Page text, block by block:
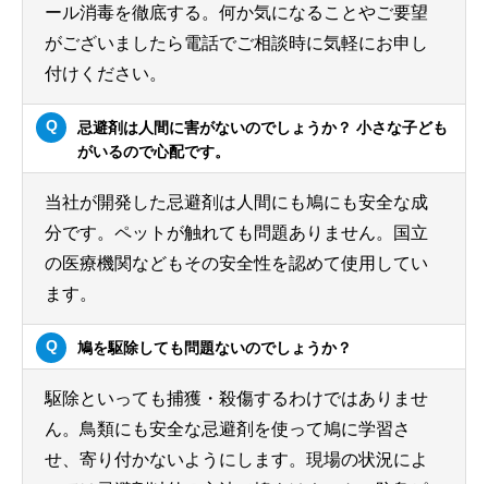
ール消毒を徹底する。何か気になることやご要望
がございましたら電話でご相談時に気軽にお申し
付けください。
忌避剤は人間に害がないのでしょうか？ 小さな子ども
がいるので心配です。
当社が開発した忌避剤は人間にも鳩にも安全な成
分です。ペットが触れても問題ありません。国立
の医療機関などもその安全性を認めて使用してい
ます。
鳩を駆除しても問題ないのでしょうか？
駆除といっても捕獲・殺傷するわけではありませ
ん。鳥類にも安全な忌避剤を使って鳩に学習さ
せ、寄り付かないようにします。現場の状況によ